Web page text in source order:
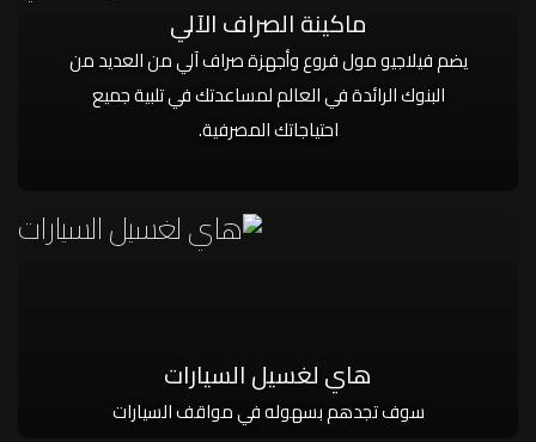
ماكينة الصراف الآلي
يضم فيلاجيو مول فروع وأجهزة صراف آلي من العديد من
البنوك الرائدة في العالم لمساعدتك في تلبية جميع
احتياجاتك المصرفية.
هاي لغسيل السيارات
سوف تجدهم بسهوله في مواقف السيارات